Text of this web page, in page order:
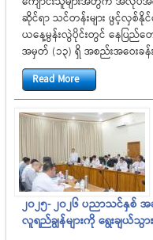
ဆိုင်ရာ သင်တန်းများ ဖွင့်လှစ်နို
ယနေ့မွန်းလွဲပိုင်းတွင် နေပြည်တေ
အမှတ် (၁၃) ရှိ အစည်းအဝေးခန်
Read More
၂၀၂၅- ၂၀၂၆ ပညာသင်နှစ်
လူရည်ချွန်များကို ရွေးချယ်သွ